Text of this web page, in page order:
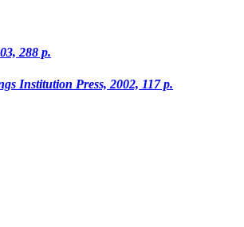
288 p.
Institution Press, 2002, 117 p.